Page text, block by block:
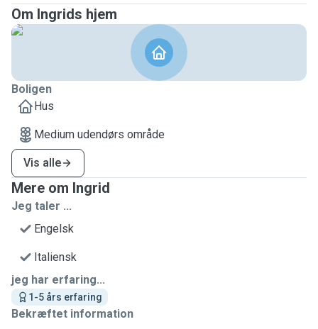
Om Ingrids hjem
Boligen
Hus
Medium udendørs område
Vis alle
Mere om Ingrid
Jeg taler ...
Engelsk
Italiensk
jeg har erfaring...
1-5 års erfaring
Bekræftet information